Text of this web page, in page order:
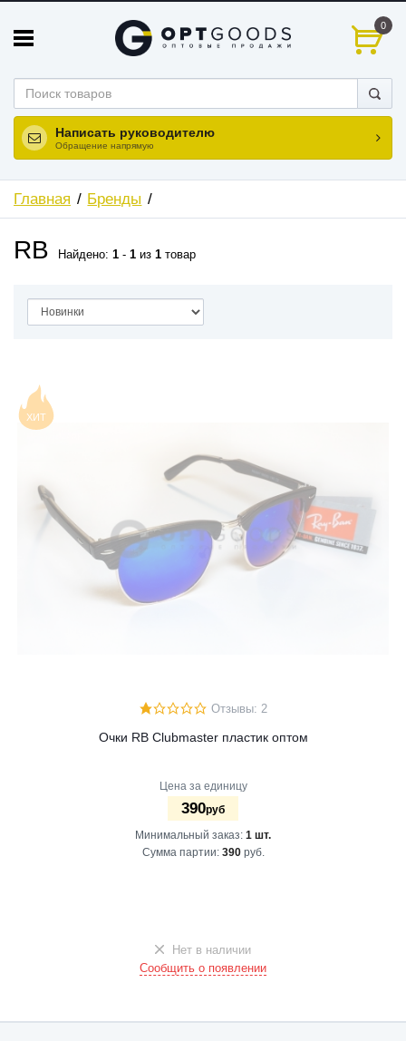
0
Написать руководителю
Обращение напрямую
Главная Бренды
RB Найдено: 1 - 1 из 1 товар
ХИТ
Отзывы: 2
Очки RB Clubmaster пластик оптом
Цена за единицу
390руб
Минимальный заказ: 1 шт.
Сумма партии: 390руб.
Нет в наличии
Сообщить о появлении